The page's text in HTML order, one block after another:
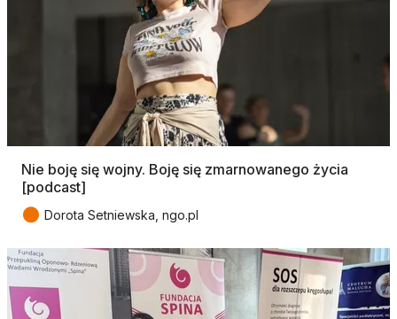
Nie boję się wojny. Boję się zmarnowanego życia
[podcast]
● Dorota Setniewska, ngo.pl